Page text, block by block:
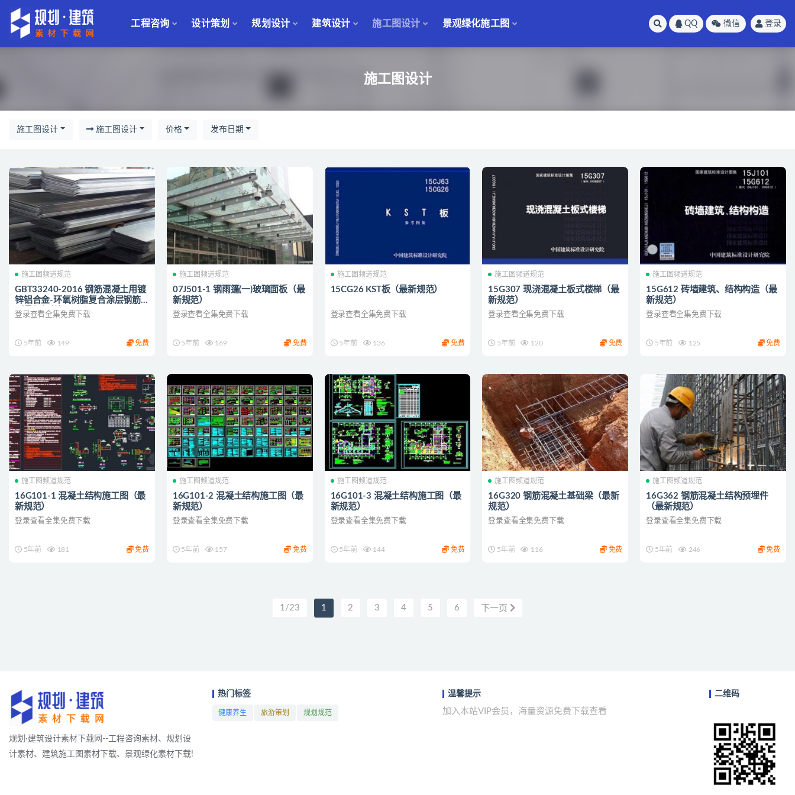
工程咨询 设计策划 规划设计 建筑设计 施工图设计 景观绿化施工图 QQ 微信 登录
施工图设计
施工图设计 施工图设计 价格 发布日期
施工图频道规范
GBT33240-2016 钢筋混凝土用镀
锌铝合金-环氧树脂复合涂层钢筋
（最新规范）
登录查看全集免费下载
5年前 149 免费
施工图频道规范
07J501-1 钢雨篷(一)玻璃面板（最
新规范）
登录查看全集免费下载
5年前 169 免费
施工图频道规范
15CG26 KST板（最新规范）
登录查看全集免费下载
5年前 136 免费
施工图频道规范
15G307 现浇混凝土板式楼梯（最
新规范）
登录查看全集免费下载
5年前 120 免费
施工图频道规范
15G612 砖墙建筑、结构构造（最
新规范）
登录查看全集免费下载
5年前 125 免费
施工图频道规范
16G101-1 混凝土结构施工图（最
新规范）
登录查看全集免费下载
5年前 181 免费
施工图频道规范
16G101-2 混凝土结构施工图（最
新规范）
登录查看全集免费下载
5年前 157 免费
施工图频道规范
16G101-3 混凝土结构施工图（最
新规范）
登录查看全集免费下载
5年前 144 免费
施工图频道规范
16G320 钢筋混凝土基础梁（最新
规范）
登录查看全集免费下载
5年前 116 免费
施工图频道规范
16G362 钢筋混凝土结构预埋件
（最新规范）
登录查看全集免费下载
5年前 246 免费
1/23 1 2 3 4 5 6 下一页
规划·建筑设计素材下载网--工程咨询素材、规划设
计素材、建筑施工图素材下载、景观绿化素材下载!
热门标签
健康养生 旅游策划 规划规范
温馨提示
加入本站VIP会员，海量资源免费下载查看
二维码